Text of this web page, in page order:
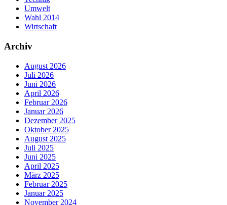
Umwelt
Wahl 2014
Wirtschaft
Archiv
August 2026
Juli 2026
Juni 2026
April 2026
Februar 2026
Januar 2026
Dezember 2025
Oktober 2025
August 2025
Juli 2025
Juni 2025
April 2025
März 2025
Februar 2025
Januar 2025
November 2024